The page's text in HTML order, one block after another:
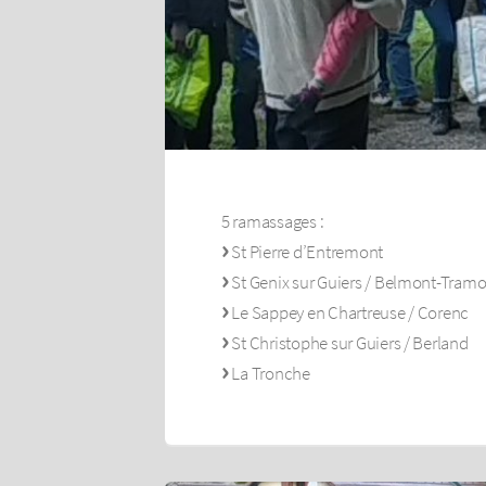
5 ramassages :
St Pierre d’Entremont
St Genix sur Guiers / Belmont-
Le Sappey en Chartreuse / Corenc
St Christophe sur Guiers / Berland
La Tronche